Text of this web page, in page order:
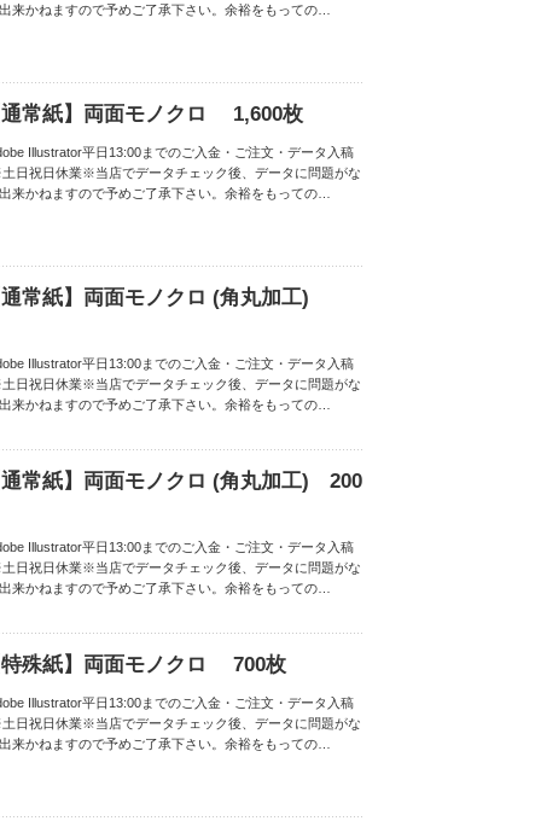
来かねますので予めご了承下さい。余裕をもっての…
通常紙】両面モノクロ 1,600枚
Illustrator平日13:00までのご入金・ご注文・データ入稿
日祝日休業※当店でデータチェック後、データに問題がな
来かねますので予めご了承下さい。余裕をもっての…
常紙】両面モノクロ (角丸加工)
Illustrator平日13:00までのご入金・ご注文・データ入稿
日祝日休業※当店でデータチェック後、データに問題がな
来かねますので予めご了承下さい。余裕をもっての…
常紙】両面モノクロ (角丸加工) 200
Illustrator平日13:00までのご入金・ご注文・データ入稿
日祝日休業※当店でデータチェック後、データに問題がな
来かねますので予めご了承下さい。余裕をもっての…
特殊紙】両面モノクロ 700枚
Illustrator平日13:00までのご入金・ご注文・データ入稿
日祝日休業※当店でデータチェック後、データに問題がな
来かねますので予めご了承下さい。余裕をもっての…